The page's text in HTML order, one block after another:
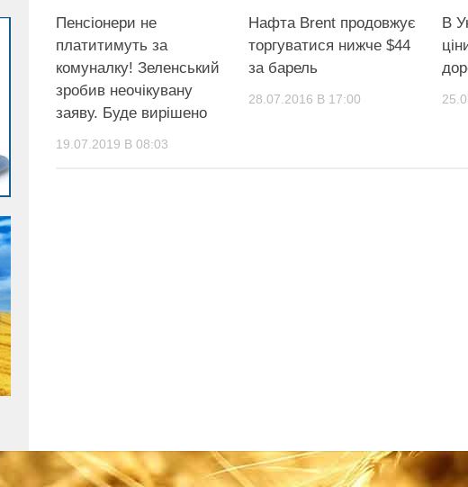
Пенсіонери не
платитимуть за
комуналку! Зеленський
зробив неочікувану
заяву. Буде вирішено
19.07.2019 В 08:03
Нафта Brent продовжує
торгуватися нижче $44
за барель
28.07.2016 В 17:00
В